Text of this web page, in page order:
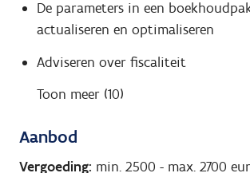
De parameters in een
actualiseren en optimaliseren
Adviseren over fiscaliteit
Toon meer (10)
Aanbod
Vergoeding: min. 2500 - max. 2700